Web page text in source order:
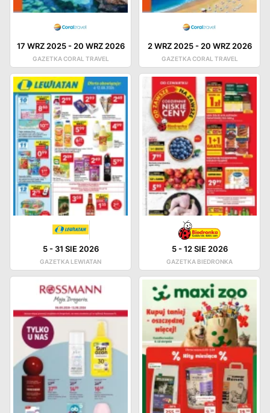
17 WRZ 2025-20 WRZ 2026
GAZETKA CORAL TRAVEL
2 WRZ 2025-20 WRZ 2026
GAZETKA CORAL TRAVEL
5- 31 SIE 2026
GAZETKA LEWIATAN
5-12 SIE 2026
GAZETKA BIEDRONKA